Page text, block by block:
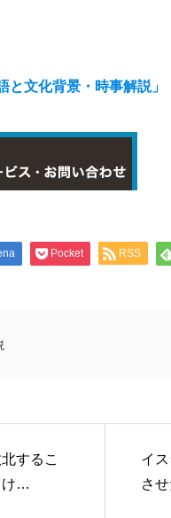
と文化背景・時事解説」
Pocket RSS
するこ
け…
イ
さ